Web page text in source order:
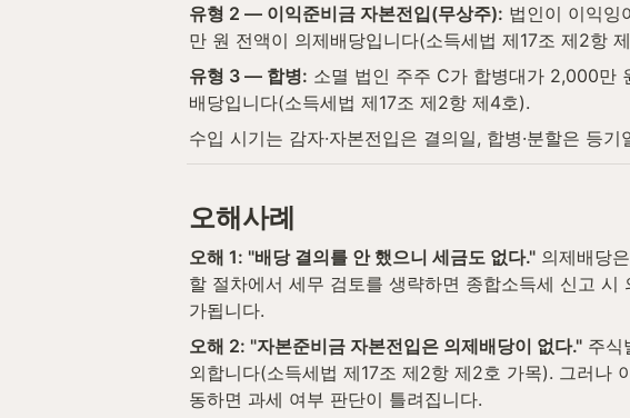
유형 2 — 이익준비금 자본전입(무상주): 법인이 이익잉
만 원 전액이 의제배당입니다(소득세법 제17조 제2항
유형 3 — 합병: 소멸 법인 주주 C가 합병대가 2,000만
배당입니다(소득세법 제17조 제2항 제4호).
수입 시기는 감자·자본전입은 결의일, 합병·분할은 등
오해사례
오해 1: "배당 결의를 안 했으니 세금도 없다." 의제배당
할 절차에서 세무 검토를 생략하면 종합소득세 신고
가됩니다.
오해 2: "자본준비금 자본전입은 의제배당이 없다." 주식
외합니다(소득세법 제17조 제2항 제2호 가목). 그러나
동하면 과세 여부 판단이 틀려집니다.